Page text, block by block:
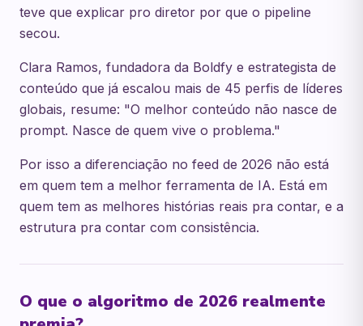
teve que explicar pro diretor por que o pipeline
secou.
Clara Ramos, fundadora da Boldfy e estrategista de
conteúdo que já escalou mais de 45 perfis de líderes
globais, resume: "O melhor conteúdo não nasce de
prompt. Nasce de quem vive o problema."
Por isso a diferenciação no feed de 2026 não está
em quem tem a melhor ferramenta de IA. Está em
quem tem as melhores histórias reais pra contar, e a
estrutura pra contar com consistência.
O que o algoritmo de 2026 realmente